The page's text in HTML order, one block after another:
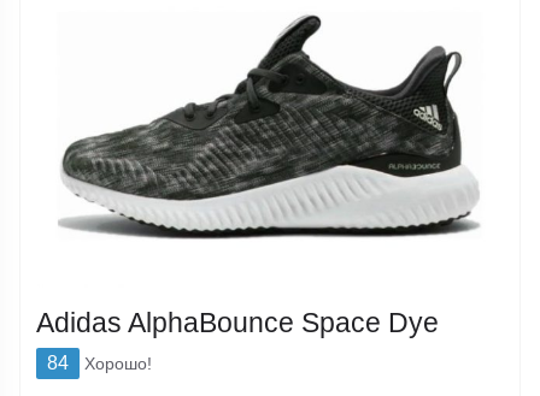
Adidas AlphaBounce Space Dye
84 Хорошо!